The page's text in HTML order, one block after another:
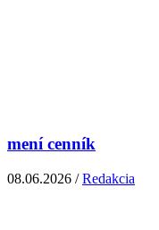
mení cenník
08.06.2026 /Redakcia